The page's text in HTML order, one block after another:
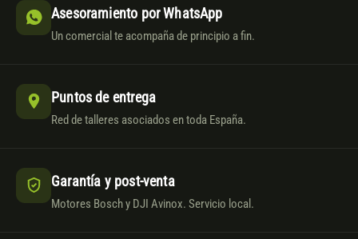
Asesoramiento por WhatsApp
Un comercial te acompaña de principio a fin.
Puntos de entrega
Red de talleres asociados en toda España.
Garantía y post-venta
Motores Bosch y DJI Avinox. Servicio local.